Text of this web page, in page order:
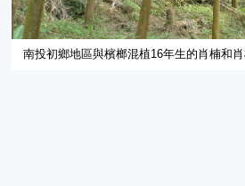
南投初鄉地區與檳榔混植16年生的肖楠和